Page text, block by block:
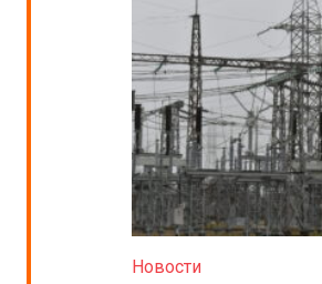
Новости